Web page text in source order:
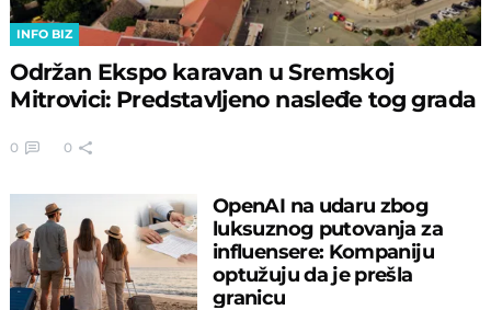
INFO BIZ
Održan Ekspo karavan u Sremskoj
Mitrovici: Predstavljeno nasleđe tog grada
0 0
OpenAI na udaru zbog
luksuznog putovanja za
influensere: Kompaniju
optužuju da je prešla
granicu